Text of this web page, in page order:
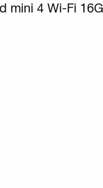
mini 4 Wi-Fi